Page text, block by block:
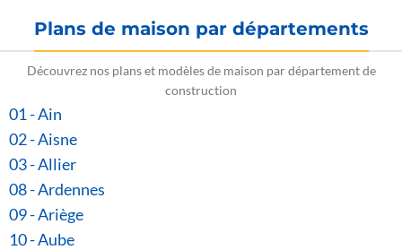
Plans de maison par départements
Découvrez nos plans et modèles de maison par département de
construction
01 - Ain
02 - Aisne
03 - Allier
08 - Ardennes
09 - Ariège
10 - Aube